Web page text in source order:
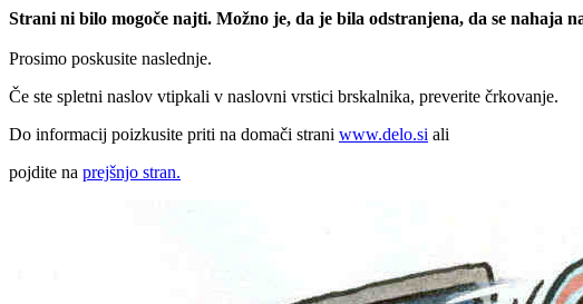
Strani ni bilo mogoče najti. Možno je, da je bila odstranjena, da se nahaja
Prosimo poskusite naslednje.
Če ste spletni naslov vtipkali v naslovni vrstici brskalnika, preverite črkovanje.
Do informacij poizkusite priti na domači strani www.delo.si ali
pojdite na prejšnjo stran.